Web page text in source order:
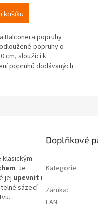
košíku
Balconera popruhy
popruhy o
cm, sloužící k
popruhů dodávaných
klasickým
. Je
jej upevnit i
sázecí
Doplňkové
Kategorie:
Záruka:
EAN: